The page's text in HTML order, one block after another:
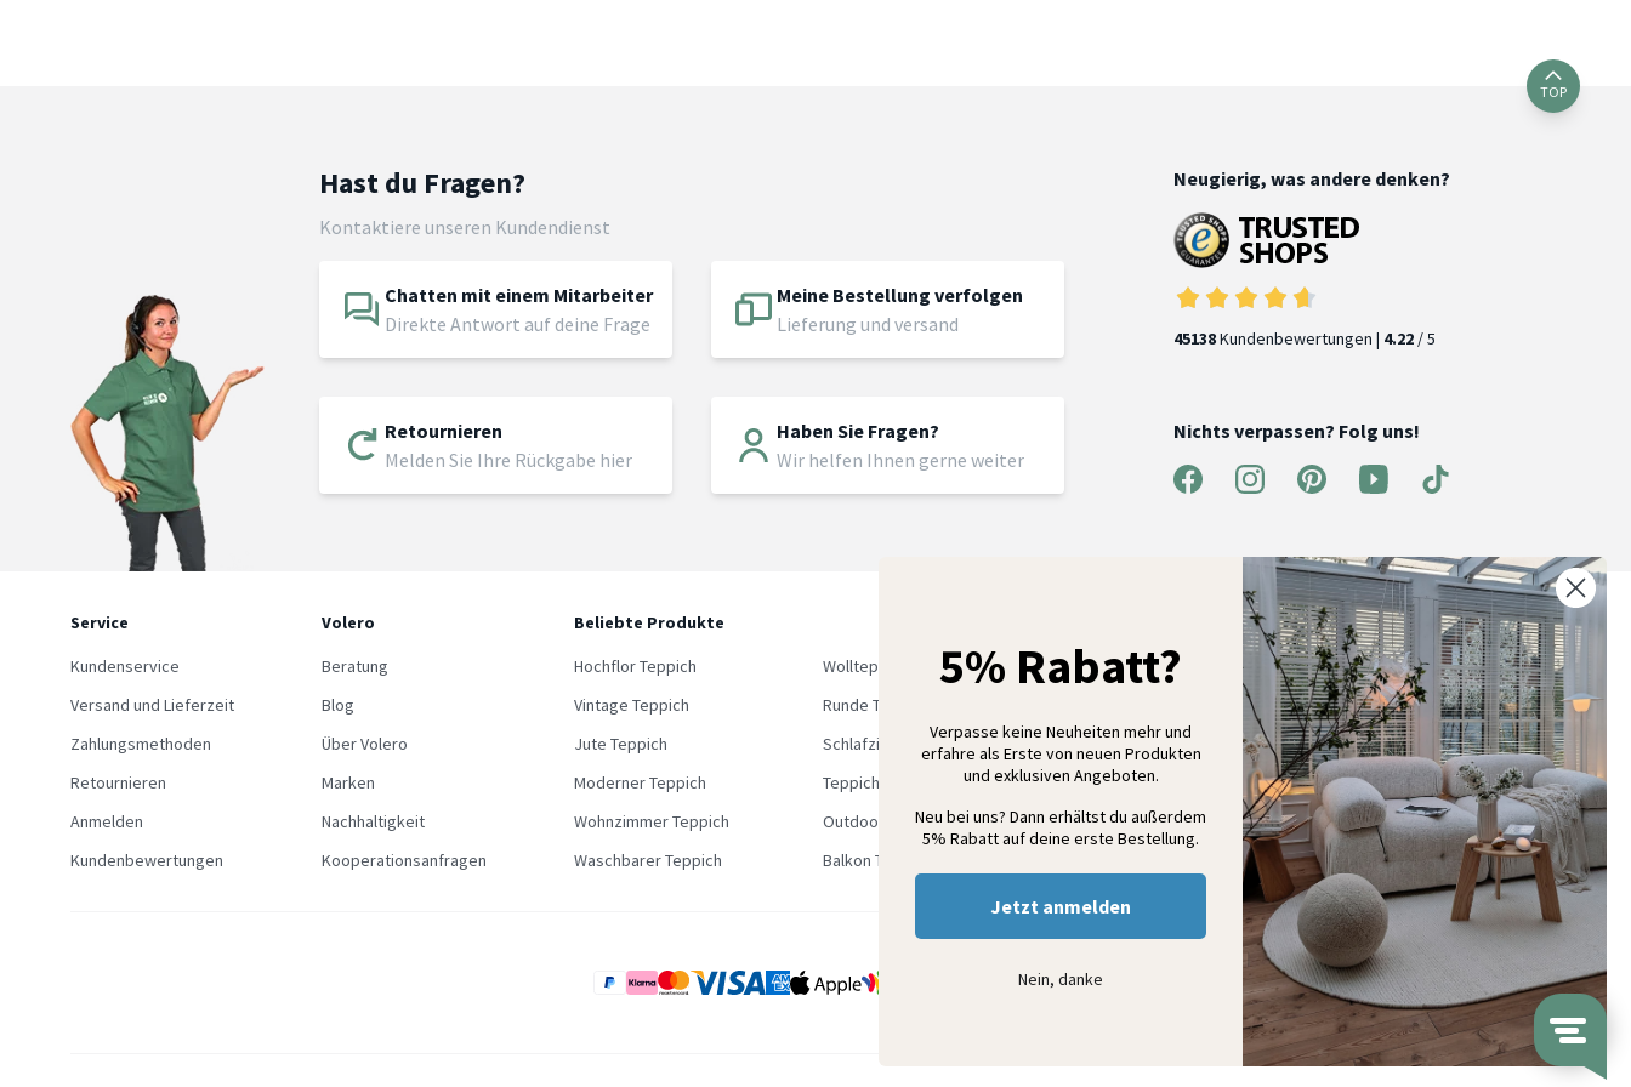
TOP
Hast du Fragen?
Kontaktiere unseren Kundendienst
Chatten mit einem Mitarbeiter
Direkte Antwort auf deine Frage
Meine Bestellung verfolgen
Lieferung und versand
Retournieren
Melden Sie Ihre Rückgabe hier
Haben Sie Fragen?
Wir helfen Ihnen gerne weiter
Neugierig, was andere denken?
45138Kundenbewertungen | 4.22 / 5
Nichts verpassen? Folg uns!
Service
Kundenservice
Versand und Lieferzeit
Zahlungsmethoden
Retournieren
Anmelden
Kundenbewertungen
Volero
Beratung
Blog
Über Volero
Marken
Nachhaltigkeit
Kooperationsanfragen
Beliebte Produkte
Hochflor Teppich
Wollteppich
Vintage Teppich
Runde Teppich
Jute Teppich
Schlafzimmer Teppich
Moderner Teppich
Teppich Outlet
Wohnzimmer Teppich
Outdoor Teppich
Waschbarer Teppich
Balkon Teppich
5% Rabatt auf deine erste Bestellung
Melde dich für unseren Newsletter an und entdecke neue
Kollektionen, Angebote und Wohnideen als Erstes
Anmelden
5% Rabatt?
Verpasse keine Neuheiten mehr und
erfahre als Erste von neuen Produkten
und exklusiven Angeboten.
Neu bei uns? Dann erhältst du außerdem
5% Rabatt auf deine erste Bestellung.
Jetzt anmelden
Nein, danke